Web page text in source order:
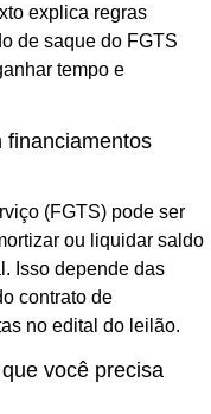
explica regras
de saque do FGTS
tempo e
financiamentos
(FGTS) pode ser
ou liquidar saldo
Isso depende das
contrato de
no edital do leilão.
você precisa